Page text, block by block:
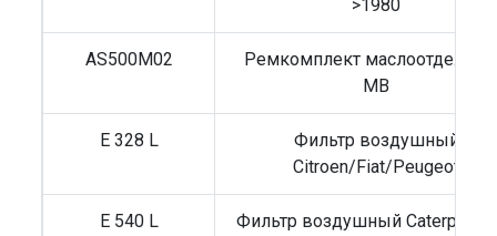
>1980
AS500M02
Ремкомплект
MB
E 328 L
Фильтр воздушный
Citroen/Fiat/Peugeot
E 540 L
Фильтр воздушный Caterpillar